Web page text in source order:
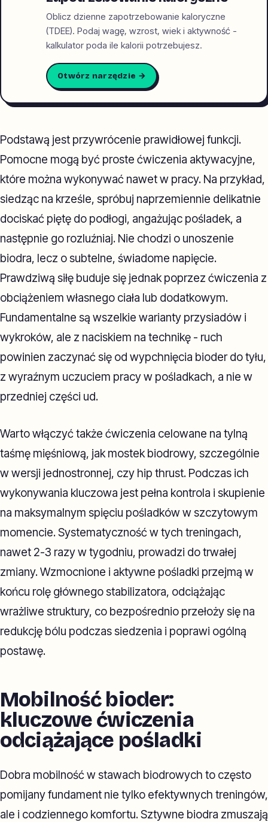
Oblicz dzienne zapotrzebowanie kaloryczne
(TDEE). Podaj wagę, wzrost, wiek i aktywność -
kalkulator poda ile kalorii potrzebujesz.
Otwórz narzędzie →
Podstawą jest przywrócenie prawidłowej funkcji.
Pomocne mogą być proste ćwiczenia aktywacyjne,
które można wykonywać nawet w pracy. Na przykład,
siedząc na krześle, spróbuj naprzemiennie delikatnie
dociskać piętę do podłogi, angażując pośladek, a
następnie go rozluźniaj. Nie chodzi o unoszenie
biodra, lecz o subtelne, świadome napięcie.
Prawdziwą siłę buduje się jednak poprzez ćwiczenia z
obciążeniem własnego ciała lub dodatkowym.
Fundamentalne są wszelkie warianty przysiadów i
wykroków, ale z naciskiem na technikę - ruch
powinien zaczynać się od wypchnięcia bioder do tyłu,
z wyraźnym uczuciem pracy w pośladkach, a nie w
przedniej części ud.
Warto włączyć także ćwiczenia celowane na tylną
taśmę mięśniową, jak mostek biodrowy, szczególnie
w wersji jednostronnej, czy hip thrust. Podczas ich
wykonywania kluczowa jest pełna kontrola i skupienie
na maksymalnym spięciu pośladków w szczytowym
momencie. Systematyczność w tych treningach,
nawet 2-3 razy w tygodniu, prowadzi do trwałej
zmiany. Wzmocnione i aktywne pośladki przejmą w
końcu rolę głównego stabilizatora, odciążając
wrażliwe struktury, co bezpośrednio przełoży się na
redukcję bólu podczas siedzenia i poprawi ogólną
postawę.
Mobilność bioder:
kluczowe ćwiczenia
odciążające pośladki
Dobra mobilność w stawach biodrowych to często
pomijany fundament nie tylko efektywnych treningów,
ale i codziennego komfortu. Sztywne biodra zmuszają